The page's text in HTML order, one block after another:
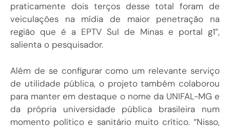
praticamente dois terços desse total foram de
veiculações na mídia de maior penetração na
região que é a EPTV Sul de Minas e portal g1”,
salienta o pesquisador.
Além de se configurar como um relevante serviço
de utilidade pública, o projeto também colaborou
para manter em destaque o nome da UNIFAL-MG e
da própria universidade pública brasileira num
momento político e sanitário muito crítico. “Nisso,